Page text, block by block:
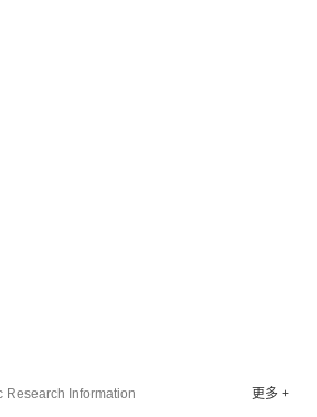
Research Information 更多 +